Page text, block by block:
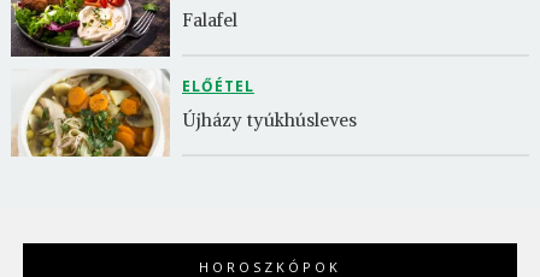
Falafel
ELŐÉTEL
Újházy tyúkhúsleves
HOROSZKÓPOK